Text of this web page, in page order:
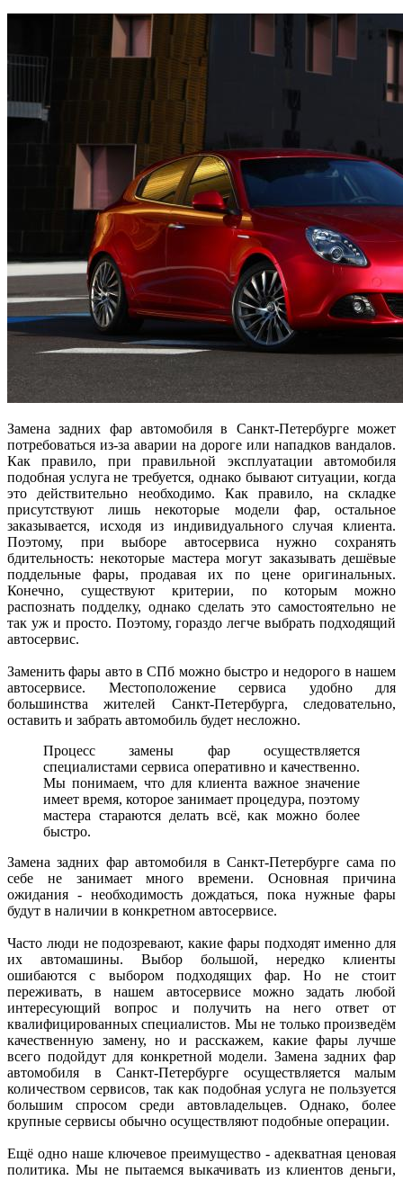
Замена задних фар автомобиля в Санкт-Петербурге может
потребоваться из-за аварии на дороге или нападков вандалов.
Как правило, при правильной эксплуатации автомобиля
подобная услуга не требуется, однако бывают ситуации, когда
это действительно необходимо. Как правило, на складке
присутствуют лишь некоторые модели фар, остальное
заказывается, исходя из индивидуального случая клиента.
Поэтому, при выборе автосервиса нужно сохранять
бдительность: некоторые мастера могут заказывать дешёвые
поддельные фары, продавая их по цене оригинальных.
Конечно, существуют критерии, по которым можно
распознать подделку, однако сделать это самостоятельно не
так уж и просто. Поэтому, гораздо легче выбрать подходящий
автосервис.
Заменить фары авто в СПб можно быстро и недорого в нашем
автосервисе. Местоположение сервиса удобно для
большинства жителей Санкт-Петербурга, следовательно,
оставить и забрать автомобиль будет несложно.
Процесс замены фар осуществляется
специалистами сервиса оперативно и качественно.
Мы понимаем, что для клиента важное значение
имеет время, которое занимает процедура, поэтому
мастера стараются делать всё, как можно более
быстро.
Замена задних фар автомобиля в Санкт-Петербурге сама по
себе не занимает много времени. Основная причина
ожидания - необходимость дождаться, пока нужные фары
будут в наличии в конкретном автосервисе.
Часто люди не подозревают, какие фары подходят именно для
их автомашины. Выбор большой, нередко клиенты
ошибаются с выбором подходящих фар. Но не стоит
переживать, в нашем автосервисе можно задать любой
интересующий вопрос и получить на него ответ от
квалифицированных специалистов. Мы не только произведём
качественную замену, но и расскажем, какие фары лучше
всего подойдут для конкретной модели. Замена задних фар
автомобиля в Санкт-Петербурге осуществляется малым
количеством сервисов, так как подобная услуга не пользуется
большим спросом среди автовладельцев. Однако, более
крупные сервисы обычно осуществляют подобные операции.
Ещё одно наше ключевое преимущество - адекватная ценовая
политика. Мы не пытаемся выкачивать из клиентов деньги,